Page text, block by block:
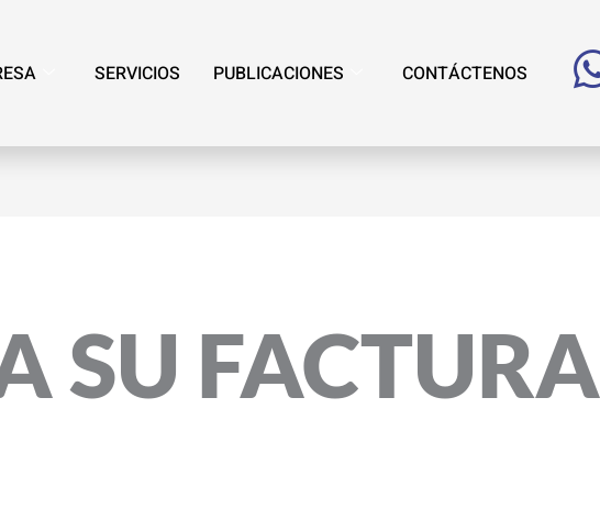
SERVICIOS PUBLICACIONES CONTÁCTENOS
SU FACTURA